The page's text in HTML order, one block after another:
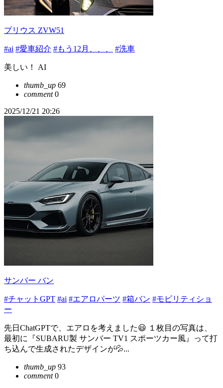
プリウス ZVW51
#ai #愛車紹介 #もう12月、、、 #洗車
美しい！ AI
thumb_up 69
comment0
2025/12/21 20:26
サンバー バン
#チャットGPT #ai #エアロパーツ #箱バン #モビリティショ
ー
先日ChatGPTで、エアロを考えました😃 １枚目の写真は、
最初に『SUBARU製 サンバー TV1 スポーツカー風』って打
ち込んで生成されたデザインが💦...
thumb_up 93
comment0